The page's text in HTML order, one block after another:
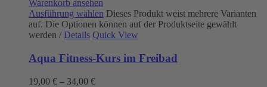
Warenkorb ansehen
Ausführung wählen Dieses Produkt weist mehrere Varianten
auf. Die Optionen können auf der Produktseite gewählt
werden / Details Quick View
Aqua Fitness-Kurs im Freibad
19,00 € – 34,00 €